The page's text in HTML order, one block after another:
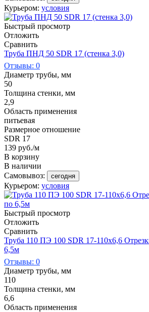
Курьером: условия
Быстрый просмотр
Отложить
Сравнить
Труба ПНД 50 SDR 17 (стенка 3,0)
Отзывы: 0
Диаметр трубы, мм
50
Толщина стенки, мм
2,9
Область применения
питьевая
Размерное отношение
SDR 17
139 руб./м
В корзину
В наличии
Самовывоз:
сегодня
Курьером: условия
Быстрый просмотр
Отложить
Сравнить
Труба 110 ПЭ 100 SDR 17-110х6,6
6,5м
Отзывы: 0
Диаметр трубы, мм
110
Толщина стенки, мм
6,6
Область применения